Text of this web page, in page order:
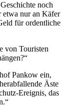
noch
etwa nur an Käfer
für ordentliche
von Touristen
Pankow ein,
Äste
Ereignis, das